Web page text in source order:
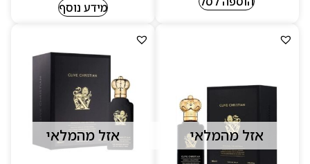
מידע נוסף
אזל מהמלאי אזל מהמלאי